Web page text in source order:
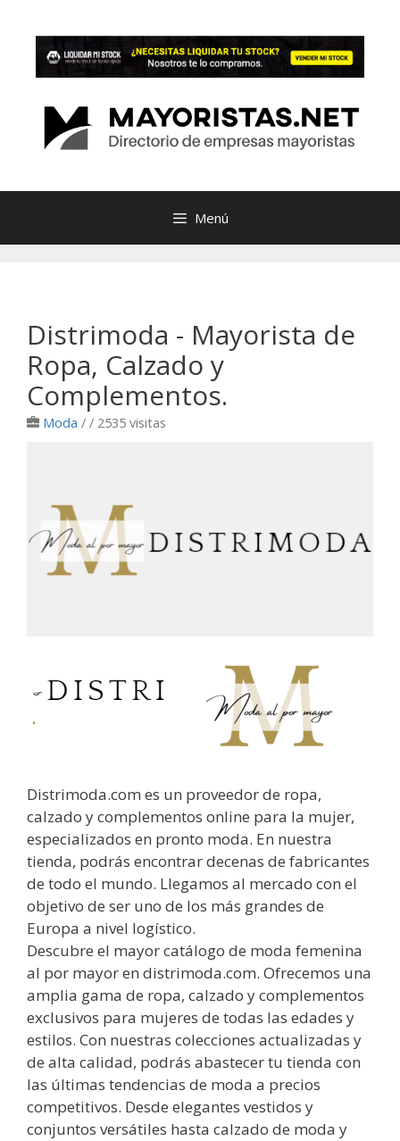
contenido
Menú
Distrimoda - Mayorista de
Ropa, Calzado y
Complementos.
Moda / / 2535 visitas
Distrimoda.com es un proveedor de ropa,
calzado y complementos online para la mujer,
especializados en pronto moda. En nuestra
tienda, podrás encontrar decenas de fabricantes
de todo el mundo. Llegamos al mercado con el
objetivo de ser uno de los más grandes de
Europa a nivel logístico.
Descubre el mayor catálogo de moda femenina
al por mayor en distrimoda.com. Ofrecemos una
amplia gama de ropa, calzado y complementos
exclusivos para mujeres de todas las edades y
estilos. Con nuestras colecciones actualizadas y
de alta calidad, podrás abastecer tu tienda con
las últimas tendencias de moda a precios
competitivos. Desde elegantes vestidos y
conjuntos versátiles hasta calzado de moda y